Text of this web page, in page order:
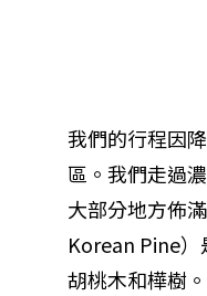
我們的行程因
區。我們走過
大部分地方佈
Korean Pine）
胡桃木和樺樹